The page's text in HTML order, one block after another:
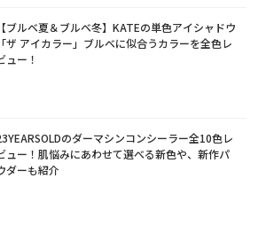
【ブルベ夏＆ブルベ冬】KATEの単色アイシャドウ
「ザ アイカラー」ブルベに似合うカラーを全色レ
ュー！
のダーマシンコンシーラー全10色レ
ュー！肌悩みにあわせて選べる新色や、新作パ
ダーも紹介